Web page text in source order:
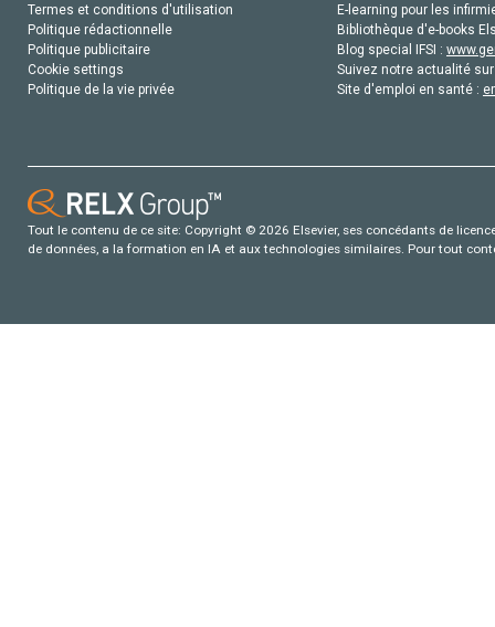
Termes et conditions d'utilisation
Politique rédactionnelle
Politique publicitaire
Cookie settings
Politique de la vie privée
E-learning pour les
Bibliothèque d'e-books
Blog special IFSI :
Suivez notre actualité
Site d'emploi en santé :
Tout le contenu de ce site: Copyright © 2026 Elsevier, ses concédants de
de données, a la formation en IA et aux technologies similaires. Pour tout